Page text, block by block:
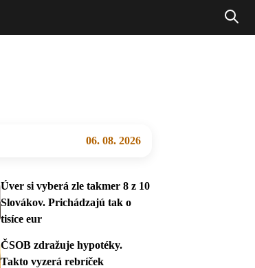
06. 08. 2026
Úver si vyberá zle takmer 8 z 10
Slovákov. Prichádzajú tak o
tisíce eur
ČSOB zdražuje hypotéky.
Takto vyzerá rebríček